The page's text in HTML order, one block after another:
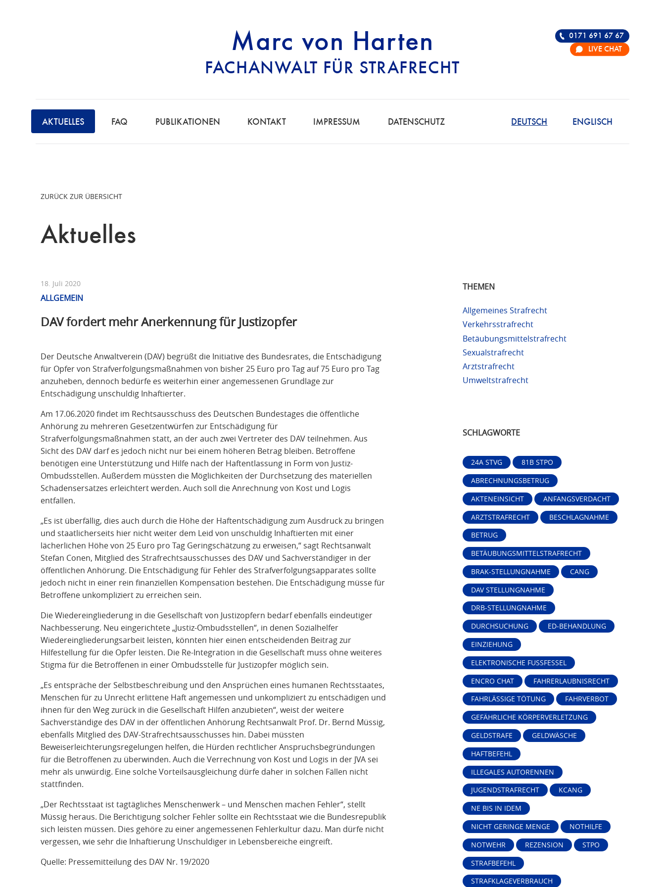
Marc von Harten
FACHANWALT FÜR STRAFRECHT
STRAFRECHT | RECHTSANWALT FÜR DIE
AKTUELLES FAQ PUBLIKATIONEN KONTAKT IMPRESSUM DATENSCHUTZ ENGLISCH
DEUTSCH
0171 691 67 67
LIVE CHAT
ZURÜCK ZUR ÜBERSICHT
Aktuelles
18. Juli 2020
ALLGEMEIN
DAV fordert mehr Anerkennung für Justizopfer
Der Deutsche Anwaltverein (DAV) begrüßt die Initiative des Bundesrates, die Entschädigung
für Opfer von Strafverfolgungsmaßnahmen von bisher 25 Euro pro Tag auf 75 Euro pro Tag
anzuheben, dennoch bedürfe es weiterhin einer angemessenen Grundlage zur
Entschädigung unschuldig Inhaftierter.
Am 17.06.2020 findet im Rechtsausschuss des Deutschen Bundestages die öffentliche
Anhörung zu mehreren Gesetzentwürfen zur Entschädigung für
Strafverfolgungsmaßnahmen statt, an der auch zwei Vertreter des DAV teilnehmen. Aus
Sicht des DAV darf es jedoch nicht nur bei einem höheren Betrag bleiben. Betroffene
benötigen eine Unterstützung und Hilfe nach der Haftentlassung in Form von Justiz-
Ombudsstellen. Außerdem müssten die Möglichkeiten der Durchsetzung des materiellen
Schadensersatzes erleichtert werden. Auch soll die Anrechnung von Kost und Logis
entfallen.
„Es ist überfällig, dies auch durch die Höhe der Haftentschädigung zum Ausdruck zu bringen
und staatlicherseits hier nicht weiter dem Leid von unschuldig Inhaftierten mit einer
lächerlichen Höhe von 25 Euro pro Tag Geringschätzung zu erweisen,“ sagt Rechtsanwalt
Stefan Conen, Mitglied des Strafrechtsausschusses des DAV und Sachverständiger in der
öffentlichen Anhörung. Die Entschädigung für Fehler des Strafverfolgungsapparates sollte
jedoch nicht in einer rein finanziellen Kompensation bestehen. Die Entschädigung müsse für
Betroffene unkompliziert zu erreichen sein.
Die Wiedereingliederung in die Gesellschaft von Justizopfern bedarf ebenfalls eindeutiger
Nachbesserung. Neu eingerichtete „Justiz-Ombudsstellen“, in denen Sozialhelfer
Wiedereingliederungsarbeit leisten, könnten hier einen entscheidenden Beitrag zur
Hilfestellung für die Opfer leisten. Die Re-Integration in die Gesellschaft muss ohne weiteres
Stigma für die Betroffenen in einer Ombudsstelle für Justizopfer möglich sein.
„Es entspräche der Selbstbeschreibung und den Ansprüchen eines humanen Rechtsstaates,
Menschen für zu Unrecht erlittene Haft angemessen und unkompliziert zu entschädigen und
ihnen für den Weg zurück in die Gesellschaft Hilfen anzubieten“, weist der weitere
Sachverständige des DAV in der öffentlichen Anhörung Rechtsanwalt Prof. Dr. Bernd Müssig,
ebenfalls Mitglied des DAV-Strafrechtsausschusses hin. Dabei müssten
Beweiserleichterungsregelungen helfen, die Hürden rechtlicher Anspruchsbegründungen
für die Betroffenen zu überwinden. Auch die Verrechnung von Kost und Logis in der JVA sei
mehr als unwürdig. Eine solche Vorteilsausgleichung dürfe daher in solchen Fällen nicht
stattfinden.
„Der Rechtsstaat ist tagtägliches Menschenwerk – und Menschen machen Fehler“, stellt
Müssig heraus. Die Berichtigung solcher Fehler sollte ein Rechtsstaat wie die Bundesrepublik
sich leisten müssen. Dies gehöre zu einer angemessenen Fehlerkultur dazu. Man dürfe nicht
vergessen, wie sehr die Inhaftierung Unschuldiger in Lebensbereiche eingreift.
Quelle: Pressemitteilung des DAV Nr. 19/2020
THEMEN
Allgemeines Strafrecht
Verkehrsstrafrecht
Betäubungsmittelstrafrecht
Sexualstrafrecht
Arztstrafrecht
Umweltstrafrecht
SCHLAGWORTE
24A STVG
81B STPO
ABRECHNUNGSBETRUG
AKTENEINSICHT
ANFANGSVERDACHT
ARZTSTRAFRECHT
BESCHLAGNAHME
BETRUG
BETÄUBUNGSMITTELSTRAFRECHT
BRAK-STELLUNGNAHME
CANG
DAV STELLUNGNAHME
DRB-STELLUNGNAHME
DURCHSUCHUNG
ED-BEHANDLUNG
EINZIEHUNG
ELEKTRONISCHE FUSSFESSEL
ENCRO CHAT
FAHRERLAUBNISRECHT
FAHRLÄSSIGE TÖTUNG
FAHRVERBOT
GEFÄHRLICHE KÖRPERVERLETZUNG
GELDSTRAFE
GELDWÄSCHE
HAFTBEFEHL
ILLEGALES AUTORENNEN
JUGENDSTRAFRECHT
KCANG
NE BIS IN IDEM
NICHT GERINGE MENGE
NOTHILFE
NOTWEHR
REZENSION
STPO
STRAFBEFEHL
STRAFKLAGEVERBRAUCH